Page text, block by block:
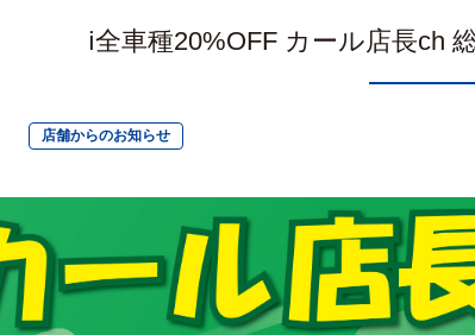
ℹ️全車種20%OFF カール店長ch
店舗からのお知らせ